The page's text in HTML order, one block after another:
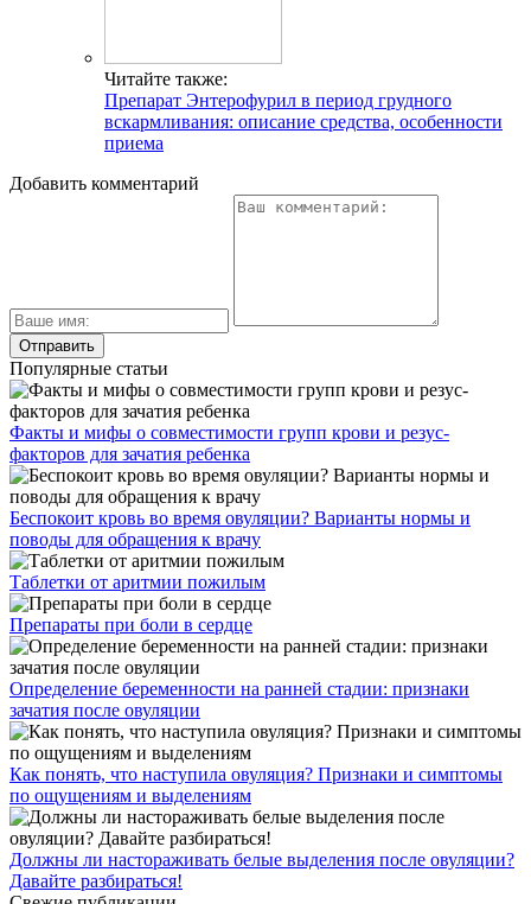
Читайте также:
Препарат Энтерофурил в период грудного
вскармливания: описание средства, особенности
приема
Добавить комментарий
Популярные статьи
Факты и мифы о совместимости групп крови и резус-
факторов для зачатия ребенка
Беспокоит кровь во время овуляции? Варианты нормы и
поводы для обращения к врачу
Таблетки от аритмии пожилым
Препараты при боли в сердце
Определение беременности на ранней стадии: признаки
зачатия после овуляции
Как понять, что наступила овуляция? Признаки и симптомы
по ощущениям и выделениям
Должны ли настораживать белые выделения после овуляции?
Давайте разбираться!